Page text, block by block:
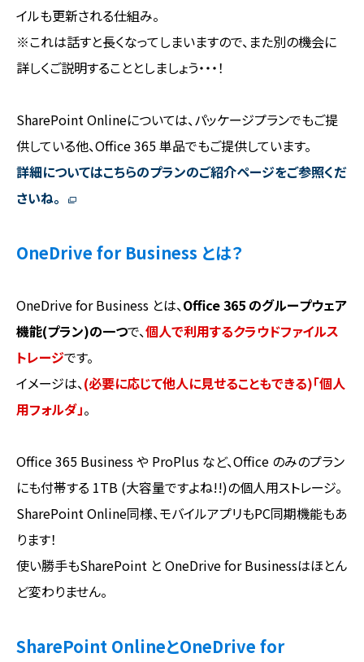
イルも更新される仕組み。
※これは話すと長くなってしまいますので、また別の機会に
詳しくご説明することとしましょう・・・！
SharePoint Onlineについては、パッケージプランでもご提
供している他、Office 365 単品でもご提供しています。
詳細についてはこちらのプランのご紹介ページをご参照くだ
さいね。
OneDrive for Business とは？
OneDrive for Business とは、Office 365 のグループウェア
機能(プラン)の一つで、個人で利用するクラウドファイルス
トレージです。
イメージは、(必要に応じて他人に見せることもできる)「個人
用フォルダ」。
Office 365 Business や ProPlus など、Office のみのプラン
にも付帯する 1TB (大容量ですよね!!)の個人用ストレージ。
SharePoint Online同様、モバイルアプリもPC同期機能もあ
ります！
使い勝手もSharePoint と OneDrive for Businessはほとん
ど変わりません。
SharePoint OnlineとOneDrive for